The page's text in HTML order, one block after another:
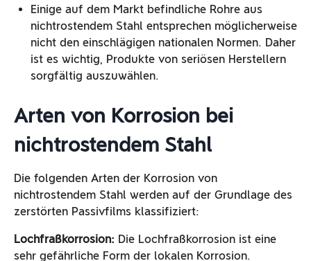
Einige auf dem Markt befindliche Rohre aus
nichtrostendem Stahl entsprechen möglicherweise
nicht den einschlägigen nationalen Normen. Daher
ist es wichtig, Produkte von seriösen Herstellern
sorgfältig auszuwählen.
Arten von Korrosion bei
nichtrostendem Stahl
Die folgenden Arten der Korrosion von
nichtrostendem Stahl werden auf der Grundlage des
zerstörten Passivfilms klassifiziert:
Lochfraßkorrosion: Die Lochfraßkorrosion ist eine
sehr gefährliche Form der lokalen Korrosion.